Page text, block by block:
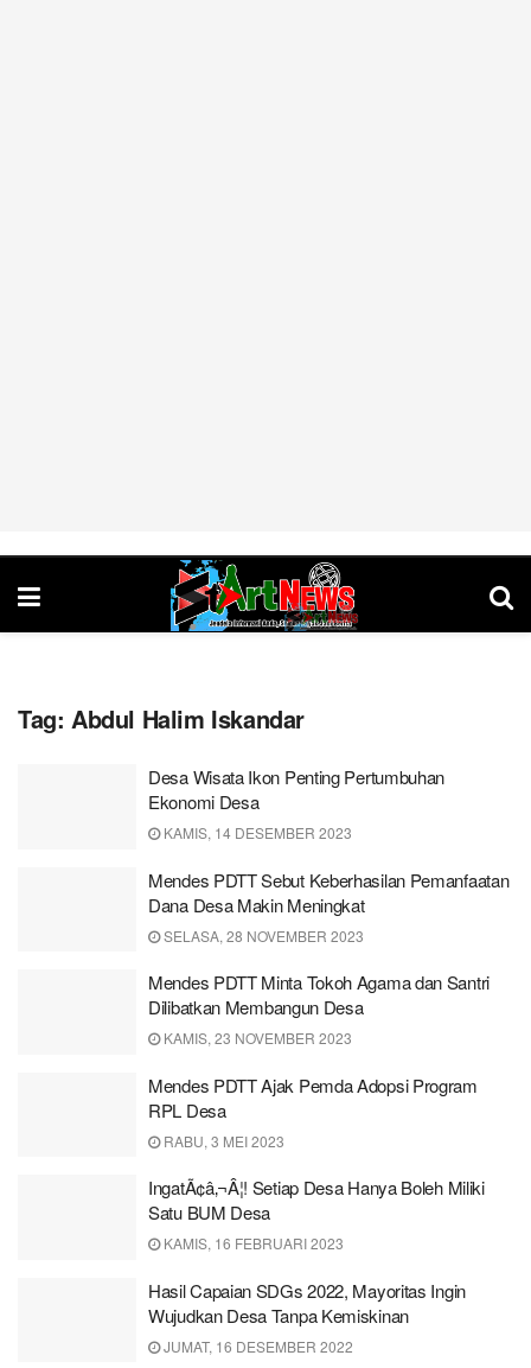
Tag: Abdul Halim Iskandar
Desa Wisata Ikon Penting Pertumbuhan
Ekonomi Desa
KAMIS, 14 DESEMBER 2023
Mendes PDTT Sebut Keberhasilan Pemanfaatan
Dana Desa Makin Meningkat
SELASA, 28 NOVEMBER 2023
Mendes PDTT Minta Tokoh Agama dan Santri
Dilibatkan Membangun Desa
KAMIS, 23 NOVEMBER 2023
Mendes PDTT Ajak Pemda Adopsi Program
RPL Desa
RABU, 3 MEI 2023
IngatÃ¢â‚¬Â¦! Setiap Desa Hanya Boleh Miliki
Satu BUM Desa
KAMIS, 16 FEBRUARI 2023
Hasil Capaian SDGs 2022, Mayoritas Ingin
Wujudkan Desa Tanpa Kemiskinan
JUMAT, 16 DESEMBER 2022